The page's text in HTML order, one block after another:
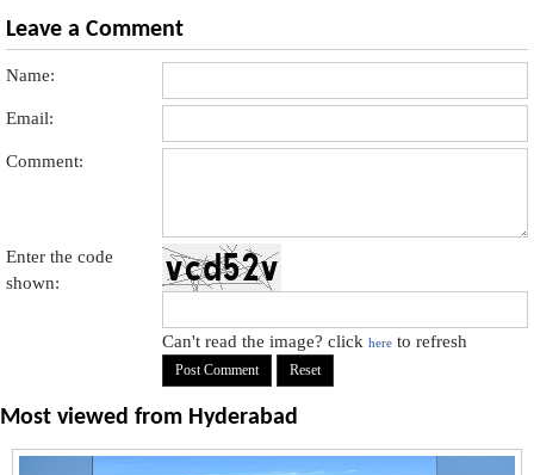
Leave a Comment
Name:
Email:
Comment:
Enter the code
shown:
Can't read the image? clickhere to refresh
Most viewed from Hyderabad